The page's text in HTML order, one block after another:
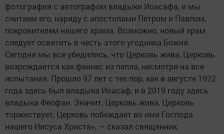
фотография с автографом владыки Иоасафа, и мы
считаем его, наряду с апостолами Петром и Павлом,
покровителем нашего храма. Возможно, новый храм
следует освятить в честь этого угодника Божия.
Сегодня мы все убедились, что Церковь жива, Церковь
возрождается как феникс из пепла, несмотря на все
испытания. Прошло 97 лет с тех пор, как в августе 1922
года здесь был владыка Иоасаф, и в 2019 году здесь
владыка Феофан. Значит, Церковь жива, Церковь
торжествует, Церковь побеждает во имя Господа
нашего Иисуса Христа», — сказал священник.